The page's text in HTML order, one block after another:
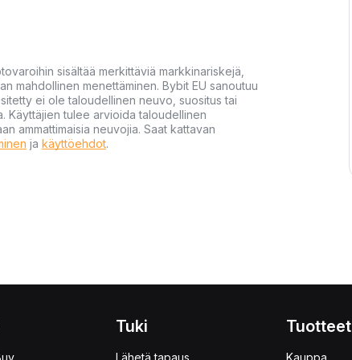
sisältää merkittäviä markkinariskejä,
mahdollinen menettäminen. Bybit EU sanoutuu
ei ole taloudellinen neuvo, suositus tai
Käyttäjien tulee arvioida taloudellinen
ammattimaisia neuvojia. Saat kattavan
ja käyttöehdot.
Tuki
Lähetä tapaus
Tuotteet
Kauppa